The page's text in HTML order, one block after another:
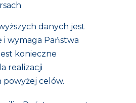
danych jest
wymaga Państwa
konieczne
realizacji
powyżej celów.